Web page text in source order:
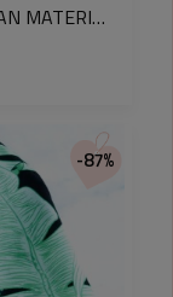
OPASKA DO WŁOSÓW WĘZEŁ TURBAN MATERIAŁOWA KOLOR BRZOSKWINIOWY
-87%